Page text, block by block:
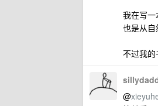
我在写一
也是从自
不过我的
@